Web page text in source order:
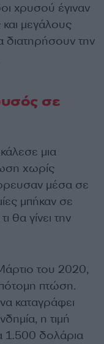
χρυσού έγιναν
και μεγάλους
διατηρήσουν την
σε
μια
χωρίς
μέσα σε
μπήκαν σε
θα γίνει την
του 2020,
πτώση.
καταγράφει
η τιμή
1.500 δολάρια